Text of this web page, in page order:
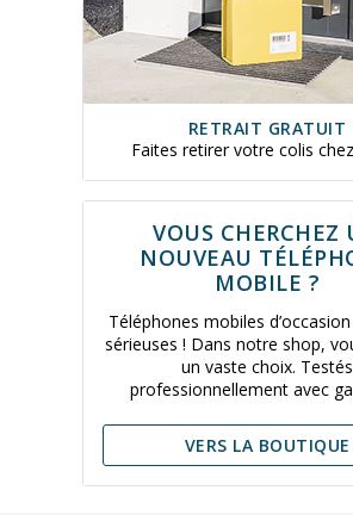
RETRAIT GRATUIT
Faites retirer votre colis
VOUS CHERCHEZ
NOUVEAU
MOBILE ?
Téléphones mobiles
sérieuses ! Dans notre shop,
un vaste choix. Testés
professionnellement avec
VERS LA BOUTIQUE